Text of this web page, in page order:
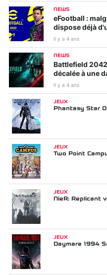
NEWS
eFootball :
dispose déjà
Il y a 4 ans
NEWS
Battlefield
décalée à une
Il y a 4 ans
JEUX
Phantasy Star
JEUX
Two Point
JEUX
NieR: Replicant
JEUX
Daymare 1994